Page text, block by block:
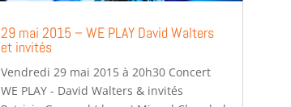
29 mai 2015 – WE PLAY David Walters
et invités
Vendredi 29 mai 2015 à 20h30 Concert
WE PLAY - David Walters & invités